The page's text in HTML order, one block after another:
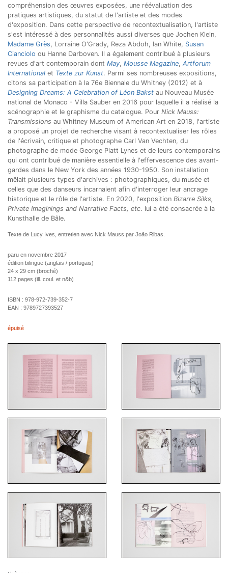
compréhension des œuvres exposées, une réévaluation des
pratiques artistiques, du statut de l'artiste et des modes
d'exposition. Dans cette perspective de recontextualisation, l'artiste
s'est intéressé à des personnalités aussi diverses que Jochen Klein,
Madame Grès, Lorraine O'Grady, Reza Abdoh, Ian White, Susan
Cianciolo ou Hanne Darboven. Il a également contribué à plusieurs
revues d'art contemporain dont May, Mousse Magazine, Artforum
International et Texte zur Kunst. Parmi ses nombreuses expositions,
citons sa participation à la 76e Biennale du Whitney (2012) et à
Designing Dreams: A Celebration of Léon Bakst au Nouveau Musée
national de Monaco - Villa Sauber en 2016 pour laquelle il a réalisé la
scénographie et le graphisme du catalogue. Pour Nick Mauss:
Transmissions au Whitney Museum of American Art en 2018, l'artiste
a proposé un projet de recherche visant à recontextualiser les rôles
de l'écrivain, critique et photographe Carl Van Vechten, du
photographe de mode George Platt Lynes et de leurs contemporains
qui ont contribué de manière essentielle à l'effervescence des avant-
gardes dans le New York des années 1930-1950. Son installation
mêlait plusieurs types d'archives : photographiques, du musée et
celles que des danseurs incarnaient afin d'interroger leur ancrage
historique et le rôle de l'artiste. En 2020, l'exposition Bizarre Silks,
Private Imaginings and Narrative Facts, etc. lui a été consacrée à la
Kunsthalle de Bâle.
Texte de Lucy Ives, entretien avec Nick Mauss par João Ribas.
paru en novembre 2017
édition bilingue (anglais / portugais)
24 x 29 cm (broché)
112 pages (ill. coul. et n&b)
ISBN : 978-972-739-352-7
EAN : 9789727393527
épuisé